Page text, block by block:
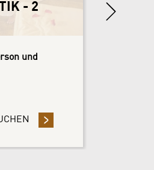
- 2
und
- SCHLOSSROMANTIK - 2